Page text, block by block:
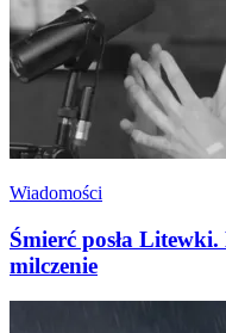
Wiadomości
Śmierć posła
milczenie